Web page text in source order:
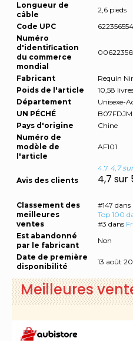
Longueur de
câble
2,6 pieds
Code UPC
Numéro
d'identification
du commerce
mondial
Fabricant
Requin
Poids de l'article
10,58
Département
Unisexe-
UN PÉCHÉ
Pays d'origine
Chine
Numéro de
modèle de
l'article
AF101
Avis des clients
4.7 4,7
4,7 sur
Classement des
meilleures
ventes
#147
Top 100
#3 dans
Est abandonné
par le fabricant
Non
Date de première
disponibilité
13 août
Meilleures